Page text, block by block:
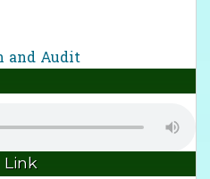
and Audit